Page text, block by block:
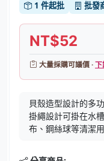
1 件起批 批發
NT$52
大量採購可議價 ·下
貝殼造型設計的多
掛繩設計可掛在水
布、鋼絲球等清潔